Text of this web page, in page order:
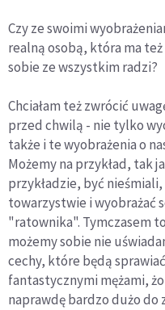
Czy ze swoimi
realną osobą, która ma
sobie ze wszystkim radzi?
Chciałam też zwrócić
przed chwilą - nie tylko
także i te wyobrażenia o
Możemy na przykład, tak
przykładzie, być
towarzystwie i wyobrażać
"ratownika". Tymczasem
możemy sobie nie
cechy, które będą
fantastycznymi mężami,
naprawdę bardzo dużo do